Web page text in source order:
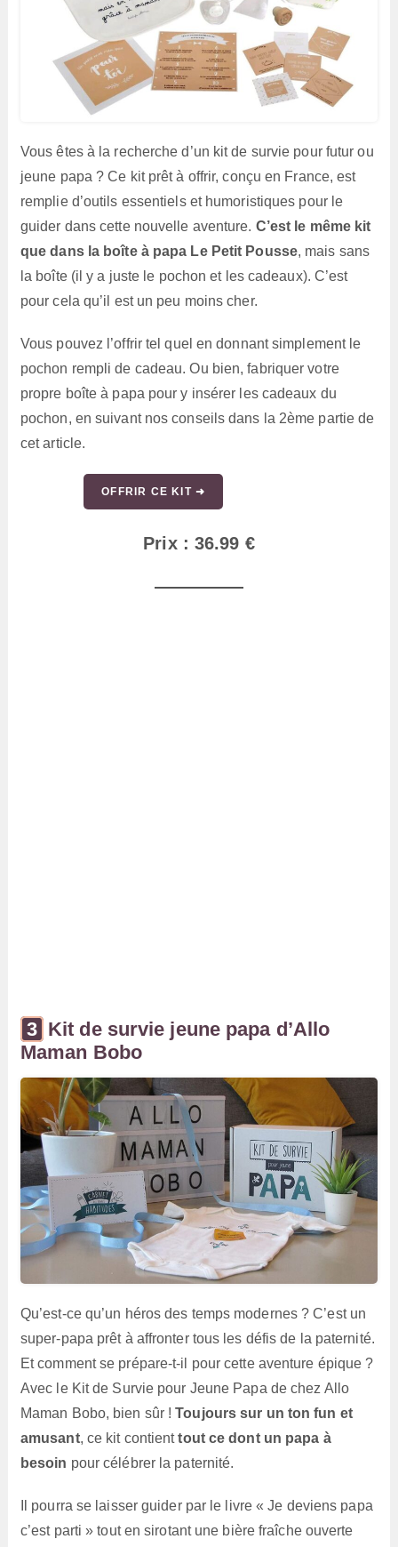
Vous êtes à la recherche d’un kit de survie pour futur ou
jeune papa ? Ce kit prêt à offrir, conçu en France, est
remplie d’outils essentiels et humoristiques pour le
guider dans cette nouvelle aventure. C’est le même kit
que dans la boîte à papa Le Petit Pousse, mais sans
la boîte (il y a juste le pochon et les cadeaux). C’est
pour cela qu’il est un peu moins cher.
Vous pouvez l’offrir tel quel en donnant simplement le
pochon rempli de cadeau. Ou bien, fabriquer votre
propre boîte à papa pour y insérer les cadeaux du
pochon, en suivant nos conseils dans la 2ème partie de
cet article.
OFFRIR CE KIT ➜
Prix : 36.99 €
Kit de survie jeune papa d’Allo
Maman Bobo
Qu’est-ce qu’un héros des temps modernes ? C’est un
super-papa prêt à affronter tous les défis de la paternité.
Et comment se prépare-t-il pour cette aventure épique ?
Avec le Kit de Survie pour Jeune Papa de chez Allo
Maman Bobo, bien sûr !Toujours sur un ton fun et
amusant, ce kit contienttout ce dont un papa à
besoin pour célébrer la paternité.
Il pourra se laisser guider par le livre « Je deviens papa
c’est parti » tout en sirotant une bière fraîche ouverte